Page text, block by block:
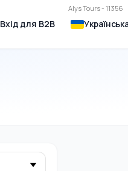
Alys Tours - 11356
Вхід для B2B